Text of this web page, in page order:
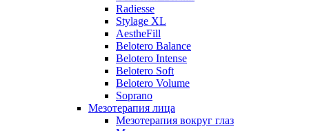
Radiesse
Stylage XL
AestheFill
Belotero Balance
Belotero Intense
Belotero Soft
Belotero Volume
Soprano
Мезотерапия лица
Мезотерапия вокруг глаз